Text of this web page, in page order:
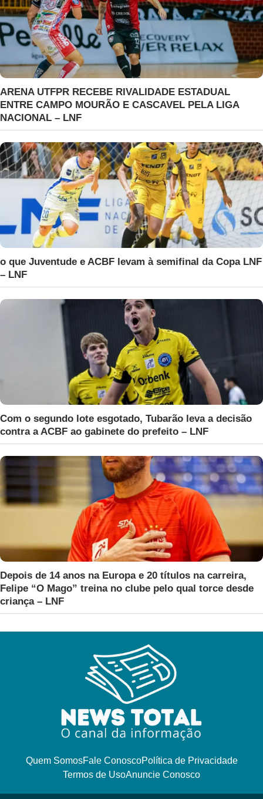
ARENA UTFPR RECEBE RIVALIDADE ESTADUAL
ENTRE CAMPO MOURÃO E CASCAVEL PELA LIGA
NACIONAL – LNF
o que Juventude e ACBF levam à semifinal da Copa LNF
– LNF
Com o segundo lote esgotado, Tubarão leva a decisão
contra a ACBF ao gabinete do prefeito – LNF
Depois de 14 anos na Europa e 20 títulos na carreira,
Felipe “O Mago” treina no clube pelo qual torce desde
criança – LNF
Quem SomosFale ConoscoPolítica de Privacidade
Termos de UsoAnuncie Conosco